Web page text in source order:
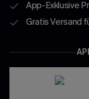
App-Exklusive
Gratis Versand